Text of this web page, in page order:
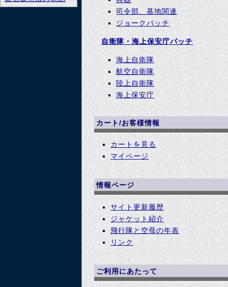
司令部、基地関連
ジョークパッチ
自衛隊・海上保安庁パッチ
海上自衛隊
航空自衛隊
陸上自衛隊
海上保安庁
カート/お客様情報
カートを見る
マイページ
情報ページ
サイト更新履歴
ジャケット紹介
飛行隊と空母の年表
リンク
ご利用にあたって